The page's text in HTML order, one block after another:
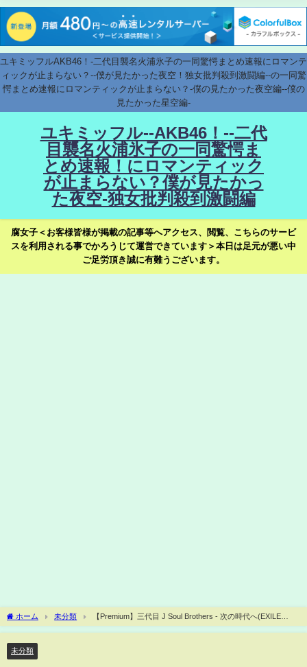
ユキミッフルAKB46！-二代目襲名火浦氷子の一同驚愕まとめ速報にロマンテ
ィックが止まらない？--僕が見たかった夜空！独女批判殺到激闘編--の一同驚
愕まとめ速報にロマンティックが止まらない？-僕の見たかった夜空編--僕の
見たかった星空編-
ユキミッフル--AKB46！--二代
目襲名火浦氷子の一同驚愕ま
とめ速報！にロマンティック
が止まらない？僕が見たかっ
た夜空-独女批判殺到激闘編
腐女子＜お客様皆様が掲載の記事等へアクセス、閲覧、こちらのサービ
スを利用される事でかろうじて運営できています＞本日は足元が悪い中
ご足労頂き誠に有難うございます。
ホーム 未分類
【Premium】三代目 J Soul Brothers - 次の時代へ(EXILE
TRIBE～継承～二代目 J Soul Brothers vs 三代目 J Soul Brothers)
未分類